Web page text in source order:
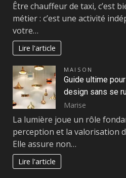
Être chauffeur de taxi, c’est
métier : c’est une activité
votre…
Lire l'article
MAISON
Guide ultime
design sans se
Marise
La lumière joue un rôle
perception et la valorisation
Elle assure non…
Lire l'article